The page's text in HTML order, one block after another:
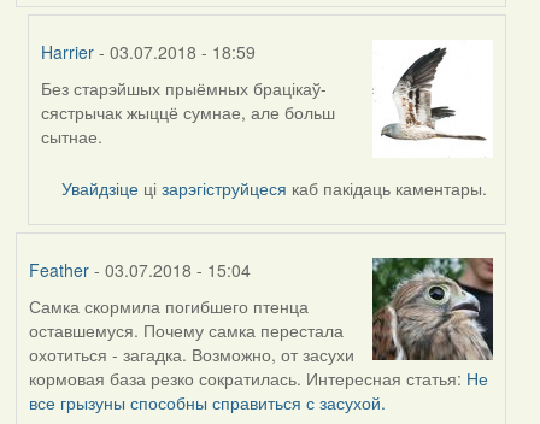
Harrier - 03.07.2018 - 18:59
In
reply
to
Feather
Без старэйшых прыёмных брацікаў-
сястрычак жыццё сумнае, але больш
сытнае.
Увайдзіце цізарэгіструйцеся каб пакідаць каментары.
Feather- 03.07.2018 - 15:04
Самка скормила погибшего птенца
оставшемуся. Почему самка перестала
охотиться - загадка. Возможно, от засухи
кормовая база резко сократилась. Интересная статья: Не
все грызуны способны справиться с засухой.